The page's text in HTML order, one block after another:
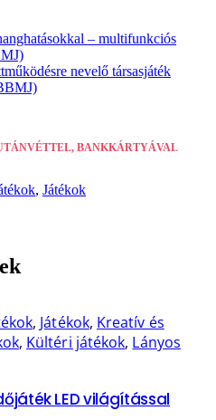
– multifunkciós
nevelő társasjáték
BANKKÁRTYÁVAL
, Játékok
, Játékok, Kreatív és
, Kültéri játékok, Lányos
LED világítással